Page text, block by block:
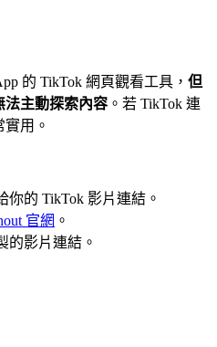
的 TikTok 網頁觀看工具， 但
法主動探索內容 。若 TikTok 連
用。
你的 TikTok 影片連結。
官網 。
的影片連結。